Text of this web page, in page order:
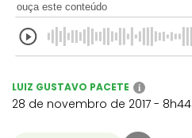
ouça este conteúdo
LUIZ GUSTAVO PACETE i
28 de novembro de 2017 - 8h44